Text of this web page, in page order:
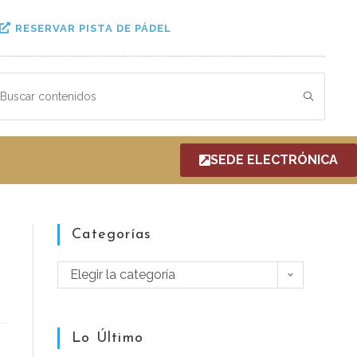
RESERVAR PISTA DE PÁDEL
SEDE ELECTRÓNICA
Categorías
Elegir la categoría
Lo Último